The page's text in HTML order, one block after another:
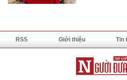
RSS Giới thiệu Tin